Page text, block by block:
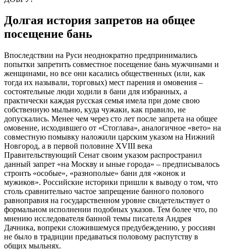
Долгая история запретов на общее
посещение бань
Впоследствии на Руси неоднократно предпринимались
попытки запретить совместное посещение бань мужчинами и
женщинами, но все они касались общественных (или, как
тогда их называли, торговых) мест парения и омовения –
состоятельные люди ходили в бани для избранных, а
практически каждая русская семья имела при доме свою
собственную мыльню, куда чужаки, как правило, не
допускались. Менее чем через сто лет после запрета на общее
омовение, исходившего от «Стоглава», аналогичное «вето» на
совместную помывку наложили царским указом на Нижний
Новгород, а в первой половине XVIII века
Правительствующий Сенат своим указом распространил
данный запрет «на Москву и ыные города» – предписывалось
строить «особые», «разнополые» бани для «жонок и
мужиков». Российские историки пришли к выводу о том, что
столь сравнительно частое запрещение банного полового
равноправия на государственном уровне свидетельствует о
формальном исполнении подобных указов. Тем более что, по
мнению исследователя банной темы писателя Андрея
Дачника, вопреки сложившемуся предубеждению, у россиян
не было в традиции предаваться половому распутству в
общих мыльнях.